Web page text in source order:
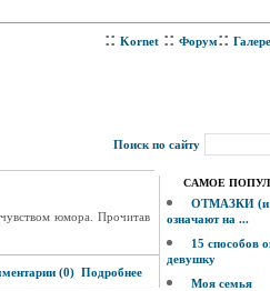
:: Kornet :: Форум::
Поиск по сайту
юмора. Прочитав
(0) Подробнее
САМОЕ
ОТМАЗКИ (и
означают на ...
15 способов
девушку
Моя семья